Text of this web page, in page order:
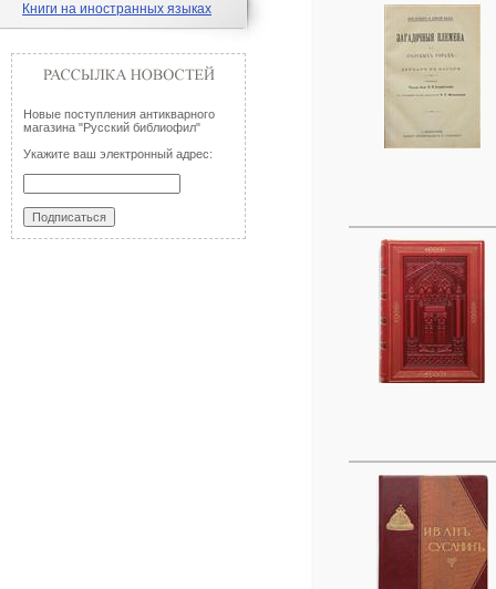
Книги на иностранных языках
Новые поступления антикварного
магазина "Русский библиофил"
Укажите ваш электронный адрес: